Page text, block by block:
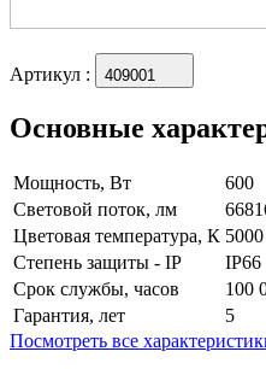
Артикул : 409001
Основные
Мощность, Вт
600
Световой поток, лм
Цветовая температура, К 5000
Степень защиты - IP
IP66
Срок службы, часов
100
Гарантия, лет
5
Посмотреть все